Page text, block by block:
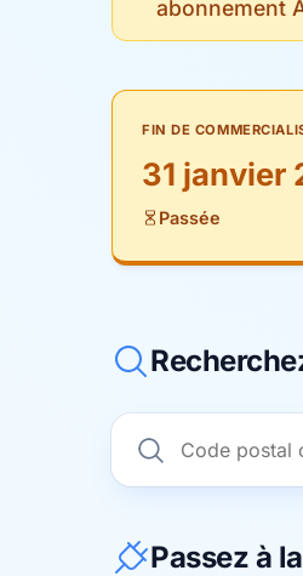
abonnement
FIN DE
31 janvier
Passée
Passez à